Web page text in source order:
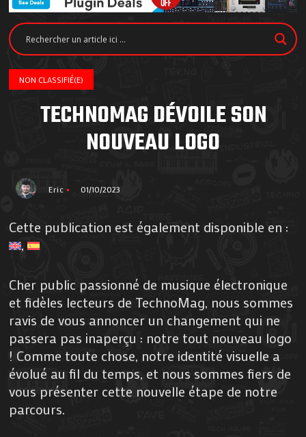
NON CLASSIFIÉ(E)
TECHNOMAG DÉVOILE SON
NOUVEAU LOGO
Eric 01/10/2023
Cette publication est également disponible en :
Cher public passionné de musique électronique
et fidèles lecteurs de TechnoMag, nous sommes
ravis de vous annoncer un changement qui ne
passera pas inaperçu : notre tout nouveau logo
! Comme toute chose, notre identité visuelle a
évolué au fil du temps, et nous sommes fiers de
vous présenter cette nouvelle étape de notre
parcours.